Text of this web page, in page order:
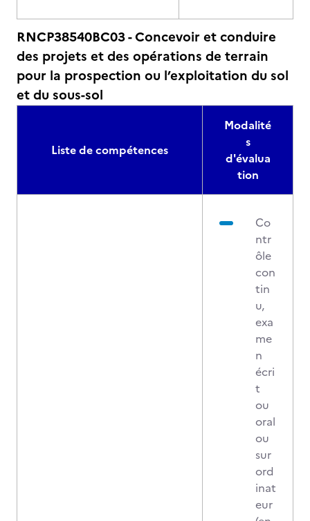
RNCP38540BC03 - Concevoir et conduire
des projets et des opérations de terrain
pour la prospection ou l’exploitation du sol
et du sous-sol
Liste de compétences
Modalité
s
d'évalua
tion
Co
ntr
ôle
con
tin
u,
exa
me
n
écri
t
ou
oral
ou
sur
ord
inat
eur